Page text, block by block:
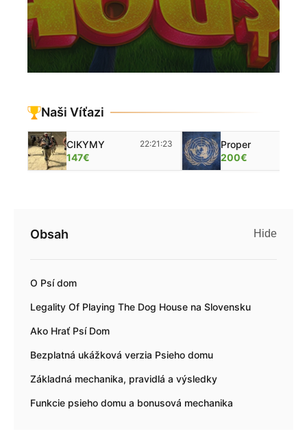
Naši Víťazi
CIKYMY
147€
22:21:23
Proper
200€
Obsah Hide
O Psí dom
Legality Of Playing The Dog House na Slovensku
Ako Hrať Psí Dom
Bezplatná ukážková verzia Psieho domu
Základná mechanika, pravidlá a výsledky
Funkcie psieho domu a bonusová mechanika